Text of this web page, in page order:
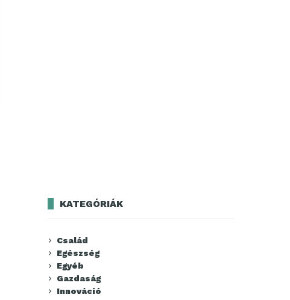
KATEGÓRIÁK
Család
Egészség
Egyéb
Gazdaság
Innováció